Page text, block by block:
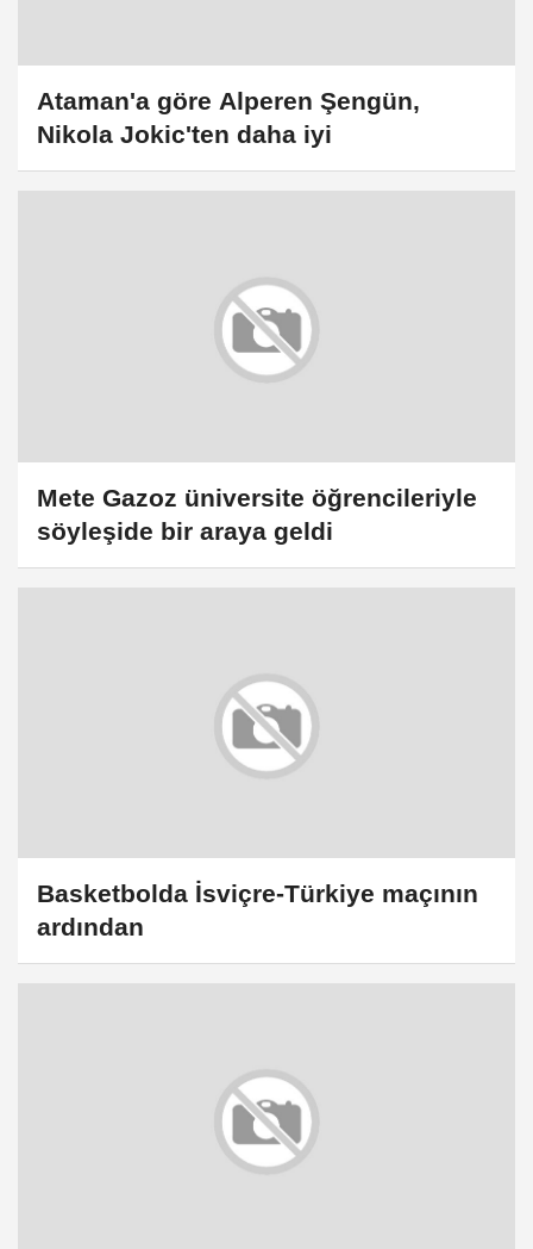
Ataman'a göre Alperen Şengün,
Nikola Jokic'ten daha iyi
Mete Gazoz üniversite öğrencileriyle
söyleşide bir araya geldi
Basketbolda İsviçre-Türkiye maçının
ardından